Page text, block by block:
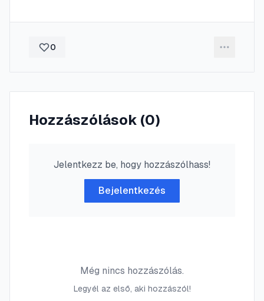
0
Hozzászólások (0)
Jelentkezz be, hogy hozzászólhass!
Bejelentkezés
Még nincs hozzászólás.
Legyél az első, aki hozzászól!